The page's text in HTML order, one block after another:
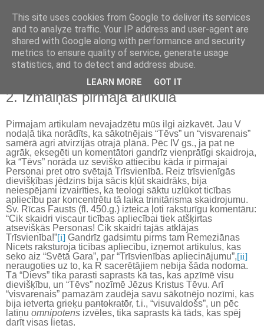
Kristietības vēsture
2. Izmaiņas pirmajā artikulā
Pirmajam artikulam nevajadzētu mūs ilgi aizkavēt. Jau V
nodaļā tika norādīts, ka sākotnējais “Tēvs” un “visvarenais”
samērā agri atvirzījās otrajā plānā. Pēc IV gs., ja pat ne
agrāk, eksegēti un komentātori gandrīz vienprātīgi skaidroja,
ka “Tēvs” norāda uz sevišķo attiecību kāda ir pirmajai
Personai pret otro svētajā Trīsvienībā. Reiz trīsvienīgās
dievišķības jēdzins bija sācis kļūt skaidrāks, bija
neiespējami izvairīties, ka teologi sāktu uzlūkot ticības
apliecību par koncentrētu tā laika trinitārisma skaidrojumu.
Sv. Rīcas Fausts (fl. 450.g.) izteica ļoti raksturīgu komentāru:
“Cik skaidri viscaur ticības apliecībai tiek atšķirtas
atsevišķās Personas! Cik skaidri tajās atklājas
Trīsvienība!”[i] Gandrīz gadsimtu pirms tam Remeziānas
Nicets raksturoja ticības apliecību, izņemot artikulus, kas
seko aiz “Svētā Gara”, par “Trīsvienības apliecinājumu”,[ii]
neraugoties uz to, ka R sacerētājiem nebija šāda nodoma.
Tā “Dievs” tika parasti saprasts kā tas, kas apzīmē visu
dievišķību, un “Tēvs” nozīmē Jēzus Kristus Tēvu. Arī
“visvarenais” pamazām zaudēja savu sākotnējo nozīmi, kas
bija ietverta grieķu pantokratōr, t.i., “visuvaldošs”, un pēc
latīņu omnipotens izvēles, tika saprasts kā tāds, kas spēj
darīt visas lietas.
This site uses cookies from Google to deliver its services
and to analyze traffic. Your IP address and user-agent are
shared with Google along with performance and security
metrics to ensure quality of service, generate usage
statistics, and to detect and address abuse.
LEARN MORE GOT IT